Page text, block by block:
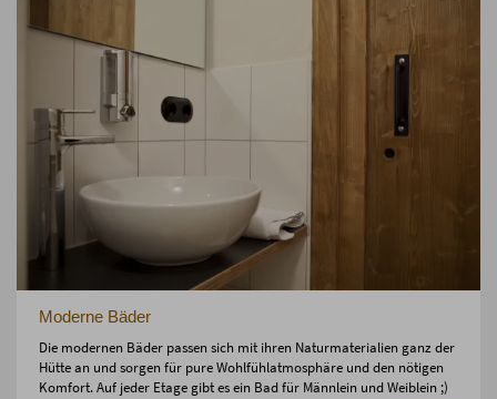
Moderne Bäder
Die modernen Bäder passen sich mit ihren Naturmaterialien ganz der
Hütte an und sorgen für pure Wohlfühlatmosphäre und den nötigen
Komfort. Auf jeder Etage gibt es ein Bad für Männlein und Weiblein ;)